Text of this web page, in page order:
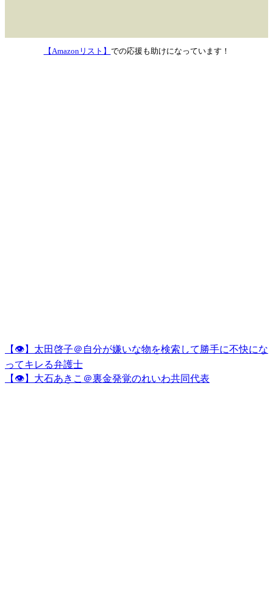
【Amazonリスト】 での応援も助けになっています！
【👁】太田啓子＠自分が嫌いな物を検索して勝手に不快にな
ってキレる弁護士
【👁】大石あきこ＠裏金発覚のれいわ共同代表